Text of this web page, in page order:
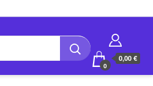
0
0,00 €